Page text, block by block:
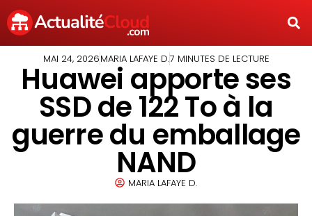
MAI 24, 2026MARIA LAFAYE D.7 MINUTES DE LECTURE
Huawei apporte ses
SSD de 122 To à la
guerre du emballage
NAND
MARIA LAFAYE D.